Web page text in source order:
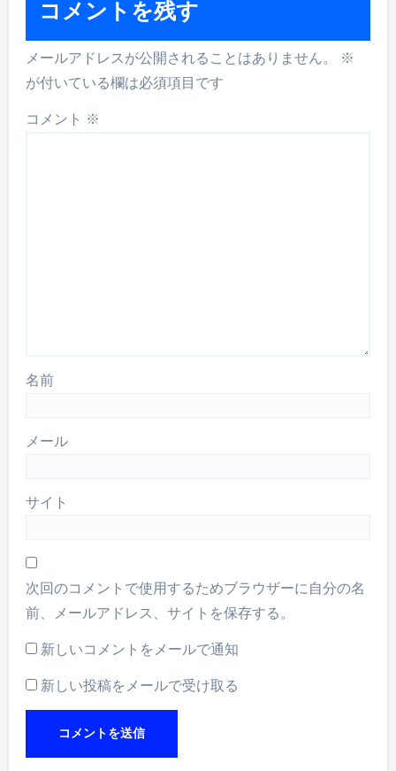
ョ
コメントを残す
メールアドレスが公開されることはありません。
※
が付いている欄は必須項目です
コメント ※
名前
メール
サイト
次回のコメントで使用するためブラウザーに自分の名
前、メールアドレス、サイトを保存する。
新しいコメントをメールで通知
新しい投稿をメールで受け取る